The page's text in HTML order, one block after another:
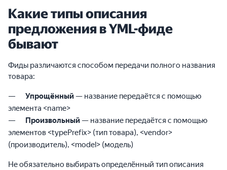
Какие типы описания
предложения в YML-фиде
бывают
Фиды различаются способом передачи полного названия
товара:
Упрощённый — название передаётся с помощью
элемента <⁠name>
Произвольный — название передаётся с помощью
элементов <⁠typePrefix> (тип товара), <⁠vendor>
(производитель), <⁠model> (модель)
Не обязательно выбирать определённый тип описания